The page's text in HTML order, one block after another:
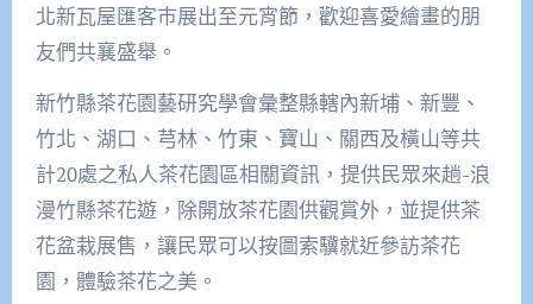
北新瓦屋匯客巿展出至元宵節，歡迎喜愛繪畫的朋
友們共襄盛舉。
新竹縣茶花園藝研究學會彙整縣轄內新埔、新豐、
竹北、湖口、芎林、竹東、寶山、關西及橫山等共
計20處之私人茶花園區相關資訊，提供民眾來趟-浪
漫竹縣茶花遊，除開放茶花園供觀賞外，並提供茶
花盆栽展售，讓民眾可以按圖索驥就近參訪茶花
園，體驗茶花之美。